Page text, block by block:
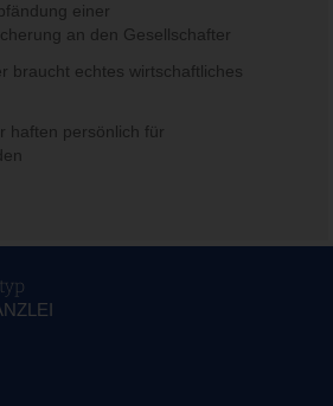
einer
an den Gesellschafter
braucht echtes wirtschaftliches
haften persönlich für